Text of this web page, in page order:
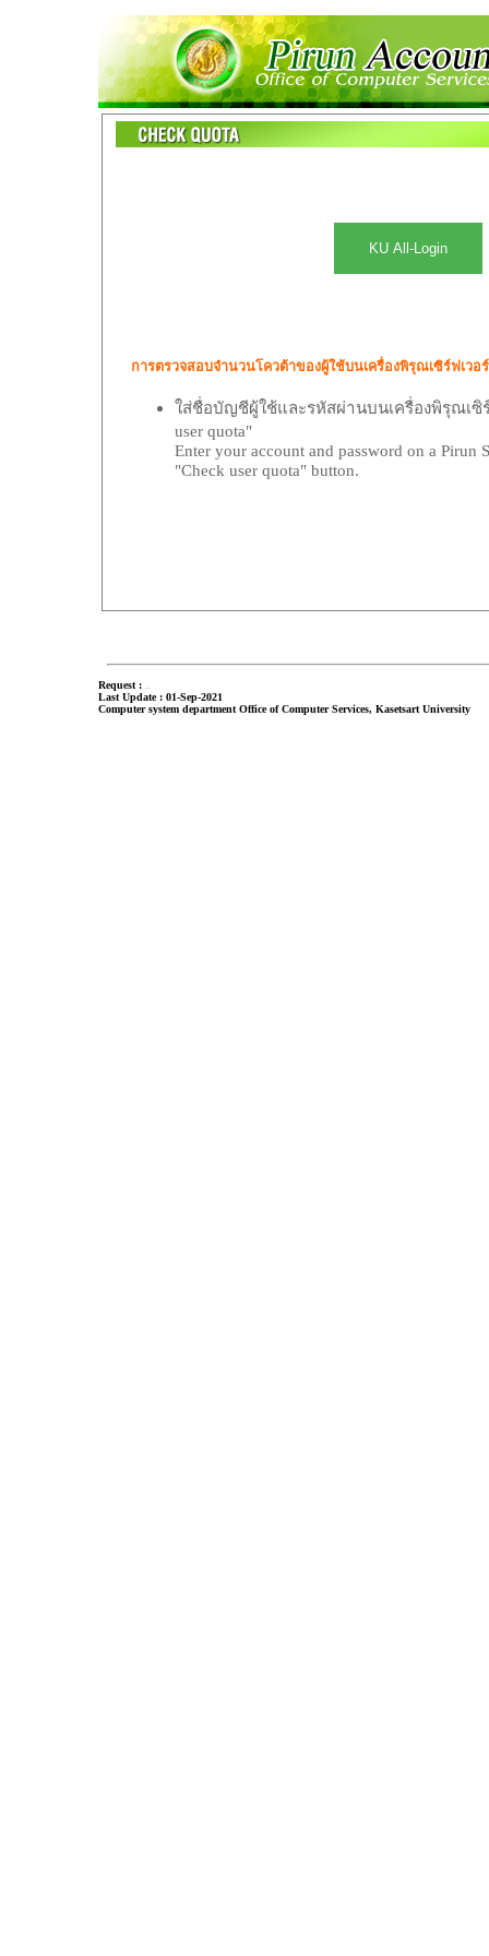
การตรวจสอบจำนวนโควต้าของผู้ใช้บนเครื่องพิรุณเซิร์ฟเวอร์
ใส่ชื่อบัญชีผู้ใช้และรหัสผ่านบนเครื่องพิรุณเซิ
user quota"
Enter your account and password on a Pirun
"Check user quota" button.
Request :
Last Update : 01-Sep-2021
Computer system department Office of Computer Services, Kasetsart University